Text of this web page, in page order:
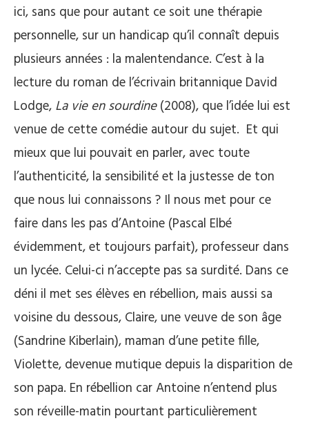
ici, sans que pour autant ce soit une thérapie
personnelle, sur un handicap qu’il connaît depuis
plusieurs années : la malentendance. C’est à la
lecture du roman de l’écrivain britannique David
Lodge, La vie en sourdine(2008), que l’idée lui est
venue de cette comédie autour du sujet. Et qui
mieux que lui pouvait en parler, avec toute
l’authenticité, la sensibilité et la justesse de ton
que nous lui connaissons ? Il nous met pour ce
faire dans les pas d’Antoine (Pascal Elbé
évidemment, et toujours parfait), professeur dans
un lycée. Celui-ci n’accepte pas sa surdité. Dans ce
déni il met ses élèves en rébellion, mais aussi sa
voisine du dessous, Claire, une veuve de son âge
(Sandrine Kiberlain), maman d’une petite fille,
Violette, devenue mutique depuis la disparition de
son papa. En rébellion car Antoine n’entend plus
son réveille-matin pourtant particulièrement